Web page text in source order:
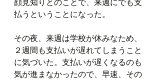
払うということになった。
その夜、来週は学校が休みなため、
２週間も支払いが遅れてしまうこと
に気づいた。支払いが遅くなるのも
気が進まなかったので、早速、その